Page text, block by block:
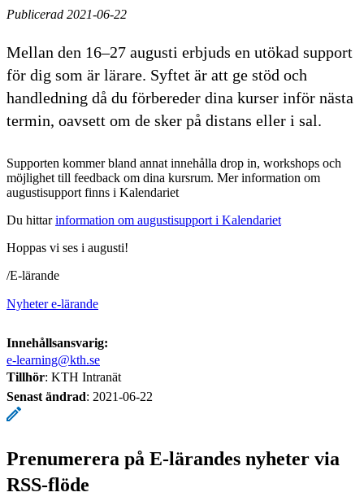
Publicerad 2021-06-22
Mellan den 16–27 augusti erbjuds en utökad support
för dig som är lärare. Syftet är att ge stöd och
handledning då du förbereder dina kurser inför nästa
termin, oavsett om de sker på distans eller i sal.
Supporten kommer bland annat innehålla drop in, workshops och
möjlighet till feedback om dina kursrum. Mer information om
augustisupport finns i Kalendariet
Du hittarinformation om augustisupport i Kalendariet
Hoppas vi ses i augusti!
/E-lärande
Nyheter e-lärande
Innehållsansvarig:
e-learning@kth.se
Tillhör: KTH Intranät
Senast ändrad: 2021-06-22
Prenumerera på E-lärandes nyheter via
RSS-flöde